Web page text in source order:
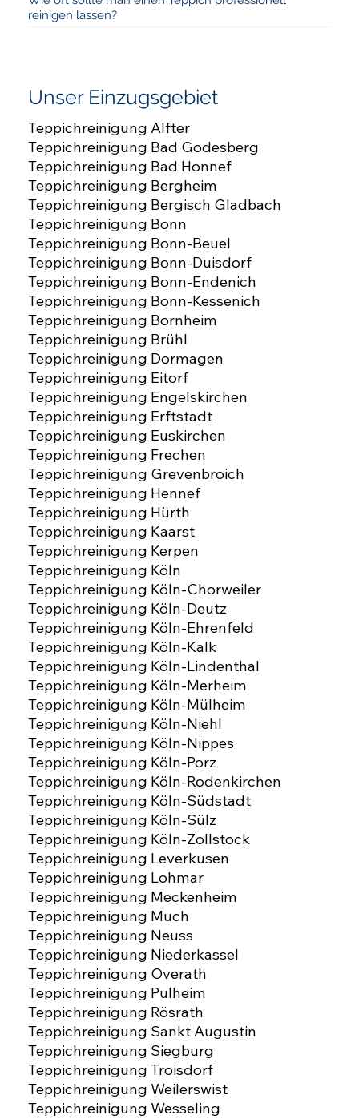
reinigen lassen?
Unser Einzugsgebiet
Teppichreinigung Alfter
Teppichreinigung Bad Godesberg
Teppichreinigung Bad Honnef
Teppichreinigung Bergheim
Teppichreinigung Bergisch Gladbach
Teppichreinigung Bonn
Teppichreinigung Bonn-Beuel
Teppichreinigung Bonn-Duisdorf
Teppichreinigung Bonn-Endenich
Teppichreinigung Bonn-Kessenich
Teppichreinigung Bornheim
Teppichreinigung Brühl
Teppichreinigung Dormagen
Teppichreinigung Eitorf
Teppichreinigung Engelskirchen
Teppichreinigung Erftstadt
Teppichreinigung Euskirchen
Teppichreinigung Frechen
Teppichreinigung Grevenbroich
Teppichreinigung Hennef
Teppichreinigung Hürth
Teppichreinigung Kaarst
Teppichreinigung Kerpen
Teppichreinigung Köln
Teppichreinigung Köln-Chorweiler
Teppichreinigung Köln-Deutz
Teppichreinigung Köln-Ehrenfeld
Teppichreinigung Köln-Kalk
Teppichreinigung Köln-Lindenthal
Teppichreinigung Köln-Merheim
Teppichreinigung Köln-Mülheim
Teppichreinigung Köln-Niehl
Teppichreinigung Köln-Nippes
Teppichreinigung Köln-Porz
Teppichreinigung Köln-Rodenkirchen
Teppichreinigung Köln-Südstadt
Teppichreinigung Köln-Sülz
Teppichreinigung Köln-Zollstock
Teppichreinigung Leverkusen
Teppichreinigung Lohmar
Teppichreinigung Meckenheim
Teppichreinigung Much
Teppichreinigung Neuss
Teppichreinigung Niederkassel
Teppichreinigung Overath
Teppichreinigung Pulheim
Teppichreinigung Rösrath
Teppichreinigung Sankt Augustin
Teppichreinigung Siegburg
Teppichreinigung Troisdorf
Teppichreinigung Weilerswist
Teppichreinigung Wesseling